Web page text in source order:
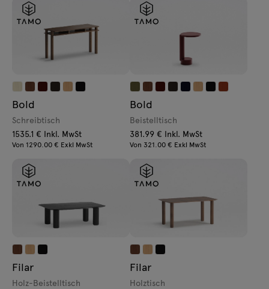
Bold
Schreibtisch
1535.1 € Inkl. MwSt
Von 1290.00 € Exkl MwSt
Bold
Beistelltisch
381.99 € Inkl. MwSt
Von 321.00 € Exkl MwSt
Filar
Holz-Beistelltisch
Filar
Holztisch